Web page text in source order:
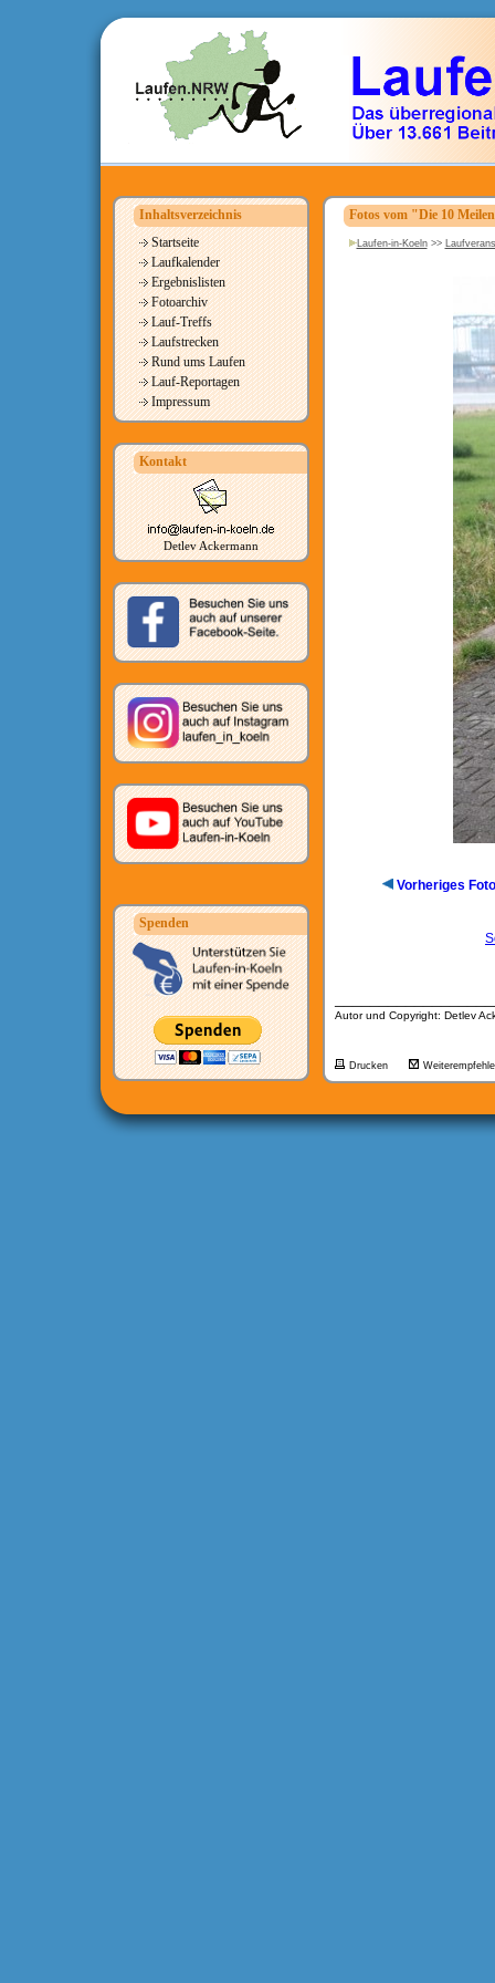
Inhaltsverzeichnis
Startseite
Laufkalender
Ergebnislisten
Fotoarchiv
Lauf-Treffs
Laufstrecken
Rund ums Laufen
Lauf-Reportagen
Impressum
Kontakt
Detlev Ackermann
Spenden
Fotos vom "Die 10
Laufen-in-Koeln>>
Vorheriges Foto
Autor und Copyright: Detlev
Drucken